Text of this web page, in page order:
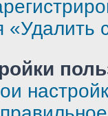
«Удалить